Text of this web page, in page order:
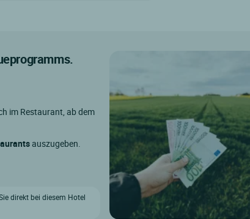
im Restaurant, ab dem
auszugeben.
direkt bei diesem Hotel